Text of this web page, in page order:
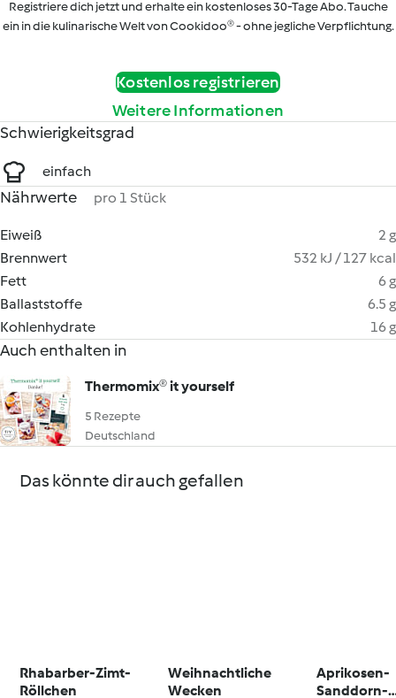
Registriere dich jetzt und erhalte ein kostenloses 30-Tage Abo. Tauche
ein in die kulinarische Welt von Cookidoo® - ohne jegliche Verpflichtung.
Kostenlos registrieren
Weitere Informationen
Schwierigkeitsgrad
einfach
Nährwerte pro 1 Stück
Eiweiß
2 g
Brennwert
532 kJ / 127 kcal
Fett
6 g
Ballaststoffe
6.5 g
Kohlenhydrate
16 g
Auch enthalten in
Thermomix® it yourself
5 Rezepte
Deutschland
Das könnte dir auch gefallen
Rhabarber-Zimt-
Röllchen
Weihnachtliche
Wecken
Aprikosen-
Sanddorn-